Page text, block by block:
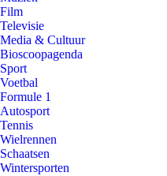
Film
Televisie
Media & Cultuur
Bioscoopagenda
Sport
Voetbal
Formule 1
Autosport
Tennis
Wielrennen
Schaatsen
Wintersporten